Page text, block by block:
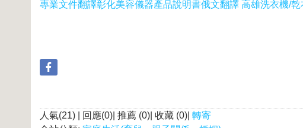
專業文件翻譯彰化美容儀器產品說明書俄文翻譯 高雄洗衣機/
人氣(21) | 回應(0)| 推薦 (0)| 收藏 (0)| 轉寄